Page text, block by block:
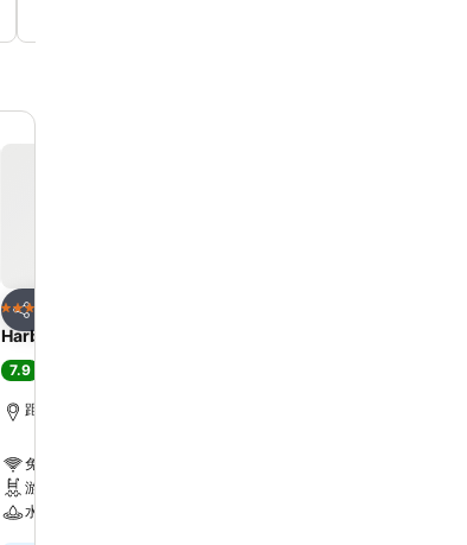
分享
4 星級
Harbour Plaza 8 Degrees
7.9
距離Grand Tower 2.2 公里
免費 Wi-Fi
游泳池
水療